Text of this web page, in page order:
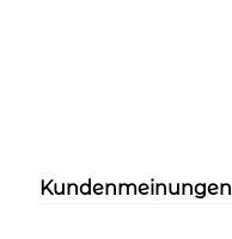
Kundenmeinungen